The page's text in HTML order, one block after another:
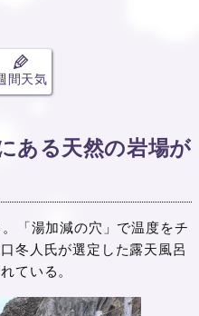
間天気
ある天然の岩場が
「湯加減の穴」で温度をチ
冬人氏が選定した露天風呂
ている。